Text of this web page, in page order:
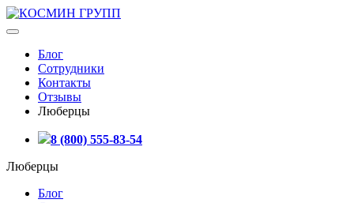
Блог
Сотрудники
Контакты
Отзывы
Люберцы
8 (800) 555-83-54
Люберцы
Блог